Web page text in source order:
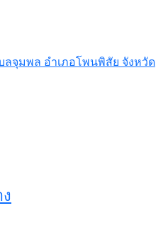
จุมพล อำเภอโพนพิสัย จังหวัด